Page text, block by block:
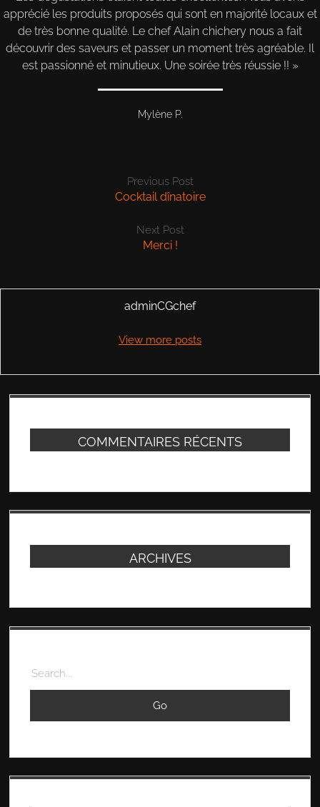
apprécié les produits proposés qui sont en majorité locaux et
de très bonne qualité. Le chef Alain chichery nous a fait
découvrir des saveurs et passer un moment très agréable. Il
est passionné et minutieux. Une soirée très réussie !!
Mylène P.
Previous Post
Cocktail dînatoire
Next Post
Merci !
adminCGchef
View more posts
COMMENTAIRES RÉCENTS
ARCHIVES
Search